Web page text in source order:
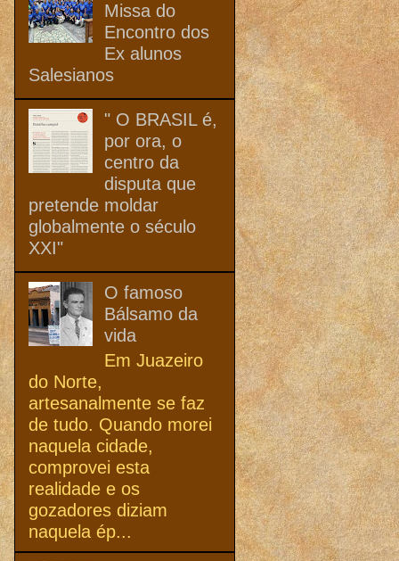
Missa do
Encontro dos
Ex alunos
Salesianos
" O BRASIL é,
por ora, o
centro da
disputa que
pretende moldar
globalmente o século
XXI"
O famoso
Bálsamo da
vida
Em Juazeiro
do Norte,
artesanalmente se faz
de tudo. Quando morei
naquela cidade,
comprovei esta
realidade e os
gozadores diziam
naquela ép...